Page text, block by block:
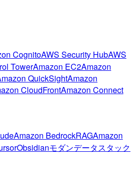
CognitoAWS Security HubAWS
TowerAmazon EC2Amazon
QuickSightAmazon
CloudFrontAmazon Connect
Amazon BedrockRAGAmazon
Obsidianモダンデータスタック